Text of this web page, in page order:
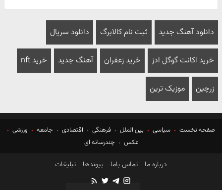
دانلود آهنگ جدید ثبت نام کالابرگ دانلود سریال
خرید اکانت گوگل ادز خرید زعفران آهنگ جدید خرید nft
زرچین موزیک ترین
صفحه نخست سیاسی بین الملل فرهنگی اقتصادی جامعه
ورزشی
عکس
چندرسانه ای
درباره ما تماس باما پیوندها تبلیغات